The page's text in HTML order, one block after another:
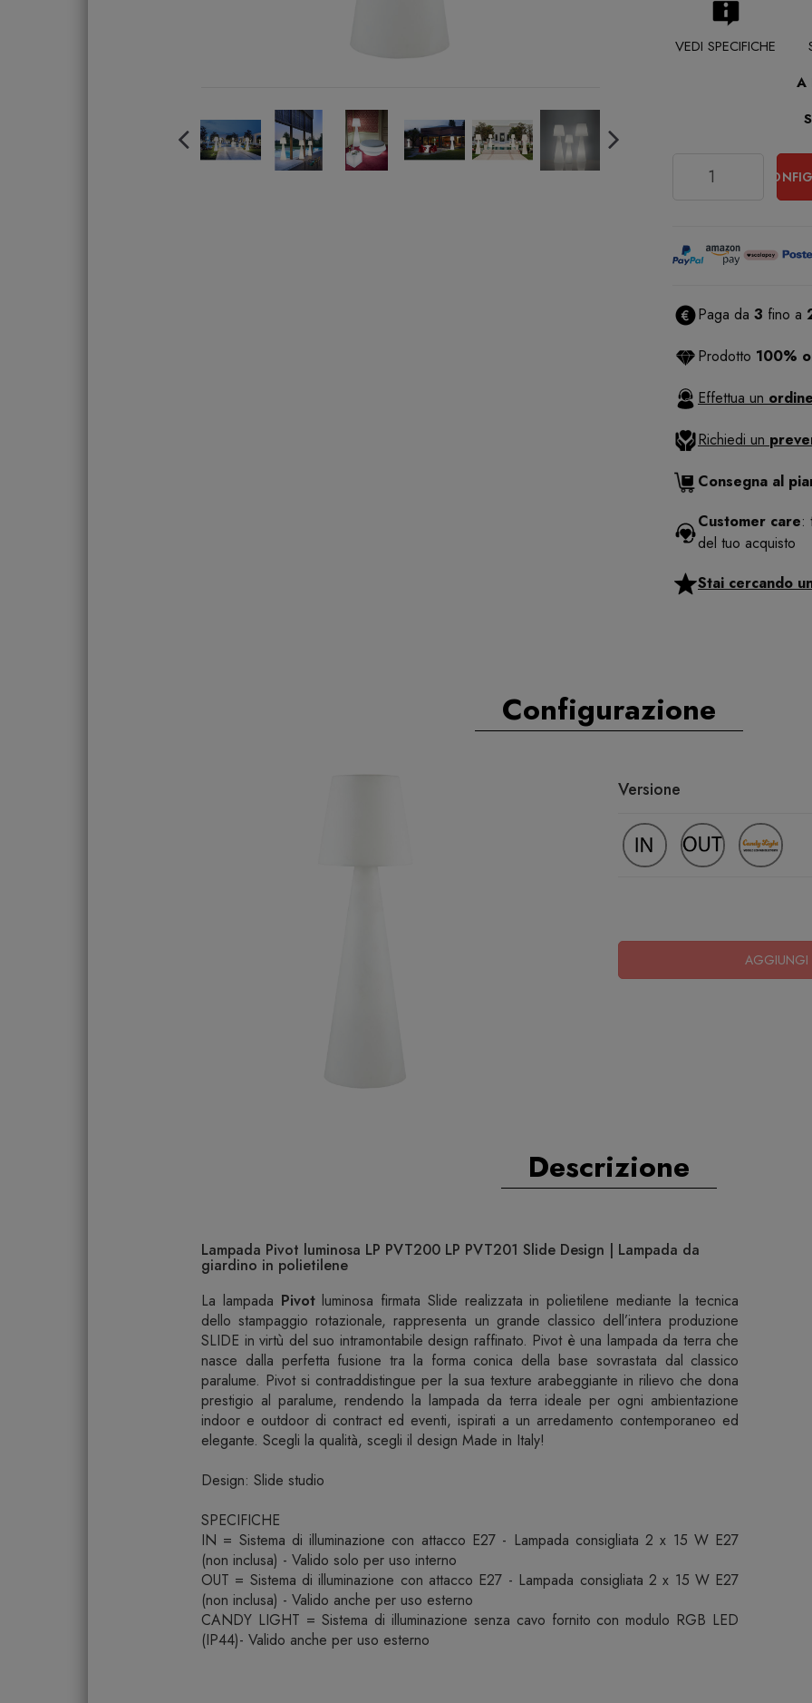
VEDI SPECIFICHE
A
Paga da 3 fino a
Prodotto 100%
Effettua un
Richiedi un
Consegna al
Customer care:
del tuo acquisto
Stai cercando
Configurazione
Versione
AGGIUNGI
Descrizione
Lampada Pivot luminosa LP PVT200 LP PVT201 Slide Design | Lampada da
giardino in polietilene
La lampada Pivotluminosa firmata Slide realizzata in polietilene mediante la tecnica
dello stampaggio rotazionale, rappresenta un grande classico dell’intera produzione
SLIDE in virtù del suo intramontabile design raffinato. Pivot è una lampada da terra che
nasce dalla perfetta fusione tra la forma conica della base sovrastata dal classico
paralume. Pivot si contraddistingue per la sua texture arabeggiante in rilievo che dona
prestigio al paralume, rendendo la lampada da terra ideale per ogni ambientazione
indoor e outdoor di contract ed eventi, ispirati a un arredamento contemporaneo ed
elegante. Scegli la qualità, scegli il design Made in Italy!
Design: Slide studio
SPECIFICHE
IN = Sistema di illuminazione con attacco E27 - Lampada consigliata 2 x 15 W E27
(non inclusa) - Valido solo per uso interno
OUT = Sistema di illuminazione con attacco E27 - Lampada consigliata 2 x 15 W E27
(non inclusa) - Valido anche per uso esterno
CANDY LIGHT = Sistema di illuminazione senza cavo fornito con modulo RGB LED
(IP44)- Valido anche per uso esterno